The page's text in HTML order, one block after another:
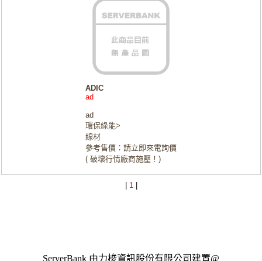
ADIC
ad
ad
環保綠能>
線材
參考售價：請立即來電詢價
( 破壞行情廠商施壓！)
1|
ServerBank 由力梭資訊股份有限公司建置@